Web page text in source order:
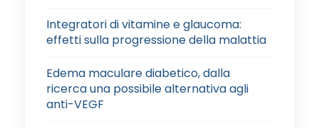
Integratori di vitamine e glaucoma:
effetti sulla progressione della malattia
Edema maculare diabetico, dalla
ricerca una possibile alternativa agli
anti-VEGF